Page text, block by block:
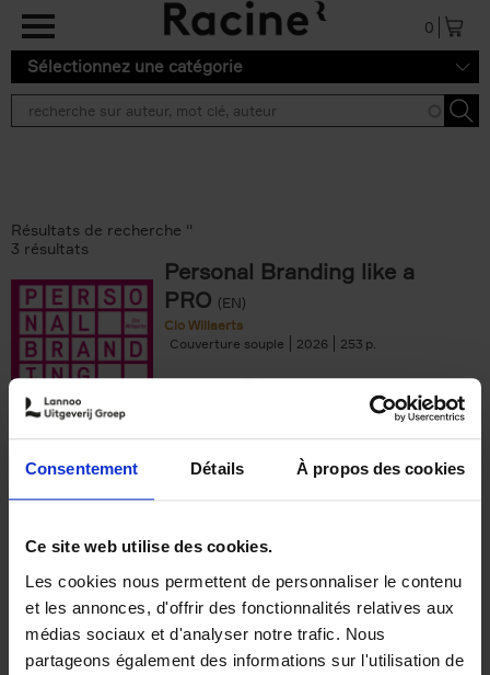
Consentement Détails À propos des cookies
Ce site web utilise des cookies.
Les cookies nous permettent de personnaliser le contenu
et les annonces, d'offrir des fonctionnalités relatives aux
médias sociaux et d'analyser notre trafic. Nous
partageons également des informations sur l'utilisation de
Aller au contenu principal
0
Sélectionnez une catégorie
Résultats de recherche ''
3 résultats
Personal Branding like a
PRO (EN)
Clo Willaerts
Couverture souple
2026 253
€34,99
Digital marketing like a PRO -
completely revised edition
Clo Willaerts
Couverture souple
2022 226